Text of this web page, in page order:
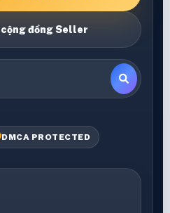
đồng Seller
DMCA PROTECTED